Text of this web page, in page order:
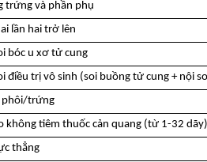
trứng và phần phụ
lần hai trở lên
bóc u xơ tử cung
điều trị vô sinh (soi buồng tử cung + nội
phôi/trứng
không tiêm thuốc cản quang (từ 1-32 dãy)
thẳng